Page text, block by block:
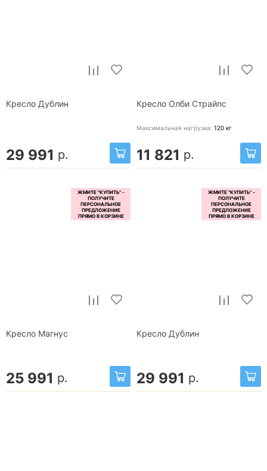
Кресло Дублин
29 991 р.
Кресло Олби Страйпс
Максимальная нагрузка: 120 кг
11 821 р.
Кресло Магнус
25 991 р.
Кресло Дублин
29 991 р.